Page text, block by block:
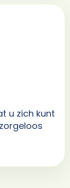
u zich kunt